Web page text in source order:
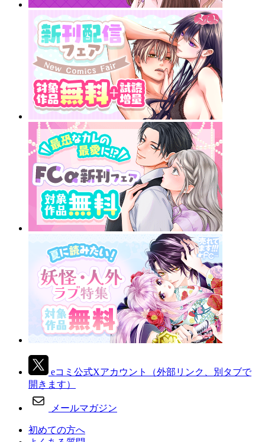
eコミ公式Xアカウント
（外部リンク、別タブで
開きます）
メールマガジン
初めての方へ